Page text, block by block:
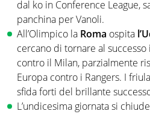
dal ko in Conference League,
panchina per Vanoli.
All’Olimpico la Roma ospita
cercano di tornare al
contro il Milan, parzialmente
Europa contro i Rangers. I
sfida forti del brillante
L’undicesima giornata si